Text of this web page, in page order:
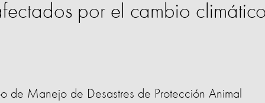
por el cambio
de Manejo de Desastres de Protección Animal